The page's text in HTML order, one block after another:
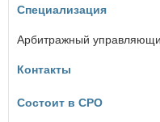
И
Иркутская область
Кабардино-
Специализация
Арбитражный
Контакты
Состоит в СРО
Имя пользователя: